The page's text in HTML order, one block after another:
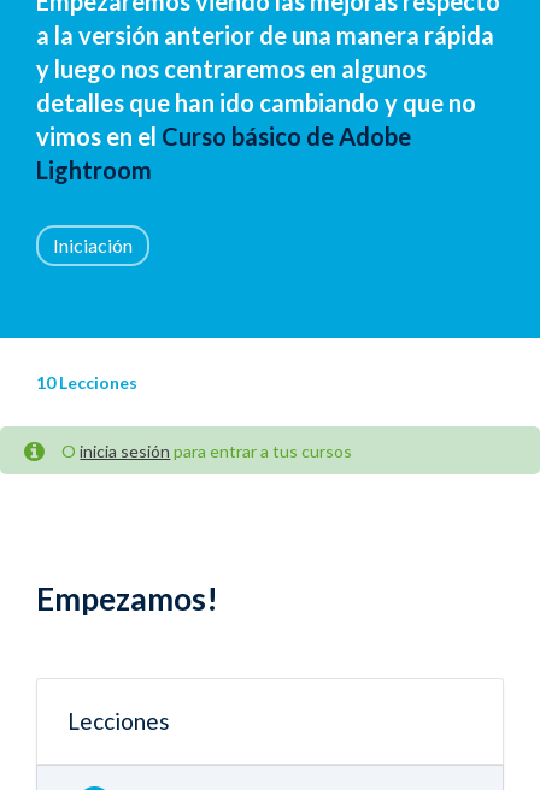
a la versión anterior de una manera rápida
y luego nos centraremos en algunos
detalles que han ido cambiando y que no
vimos en el Curso básico de Adobe
Lightroom
Iniciación
10 Lecciones
Oinicia sesión para entrar a tus cursos
Empezamos!
Lecciones